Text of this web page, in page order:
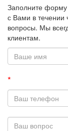
Заполните форму
с Вами в течении
вопросы. Мы
клиентам.
*